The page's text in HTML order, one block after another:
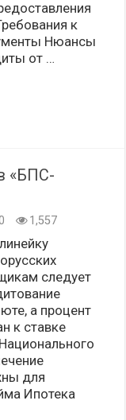
к
Нюансы
от …
«БПС-
1,557
следует
а процент
к ставке
для
Ипотека